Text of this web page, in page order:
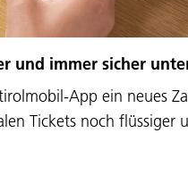
und immer sicher
App ein neues
Tickets noch